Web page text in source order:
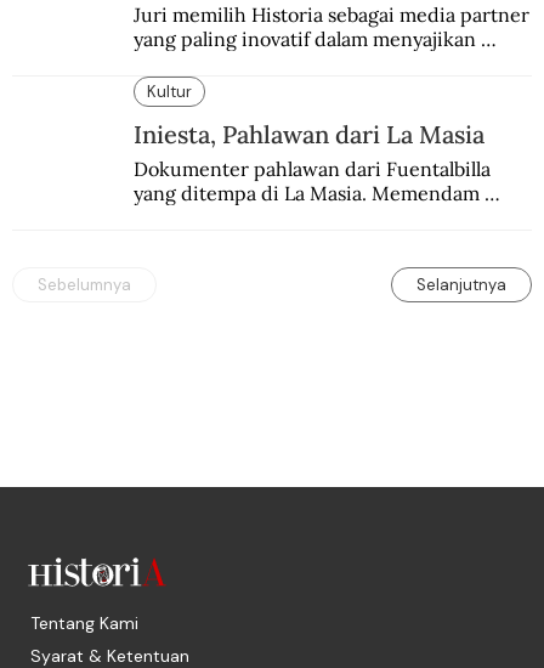
Juri memilih Historia sebagai media partner
yang paling inovatif dalam menyajikan
Kultur
Iniesta, Pahlawan dari La Masia
Dokumenter pahlawan dari Fuentalbilla
yang ditempa di La Masia. Memendam
Sebelumnya Selanjutnya
Tentang Kami
Syarat & Ketentuan